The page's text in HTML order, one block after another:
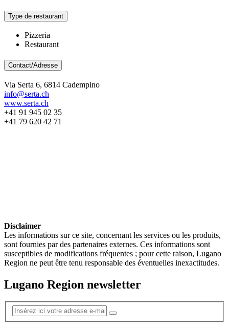
Type de restaurant
Pizzeria
Restaurant
Contact/Adresse
Via Serta 6, 6814 Cadempino
info@serta.ch
www.serta.ch
+41 91 945 02 35
+41 79 620 42 71
Disclaimer
Les informations sur ce site, concernant les services ou les produits,
sont fournies par des partenaires externes. Ces informations sont
susceptibles de modifications fréquentes ; pour cette raison, Lugano
Region ne peut être tenu responsable des éventuelles inexactitudes.
Lugano Region newsletter